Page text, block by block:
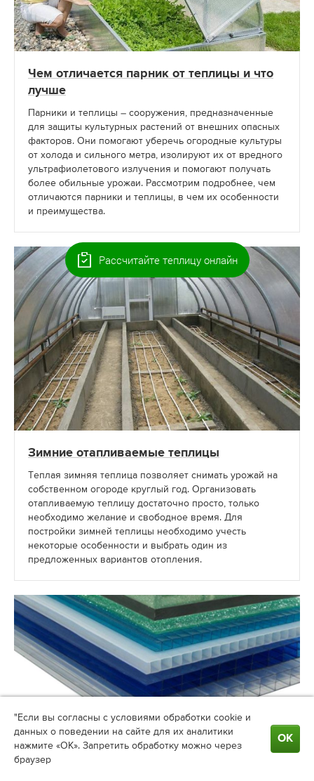
Чем отличается парник от теплицы и что
лучше
Парники и теплицы – сооружения, предназначенные
для защиты культурных растений от внешних опасных
факторов. Они помогают уберечь огородные культуры
от холода и сильного метра, изолируют их от вредного
ультрафиолетового излучения и помогают получать
более обильные урожаи. Рассмотрим подробнее, чем
отличаются парники и теплицы, в чем их особенности
и преимущества.
Зимние отапливаемые теплицы
Теплая зимняя теплица позволяет снимать урожай на
собственном огороде круглый год. Организовать
отапливаемую теплицу достаточно просто, только
необходимо желание и свободное время. Для
постройки зимней теплицы необходимо учесть
некоторые особенности и выбрать один из
предложенных вариантов отопления.
Преимущества сотового поликарбоната
перед пленкой и стеклом
"Если вы согласны с условиями обработки cookie и
данных о поведении на сайте для их аналитики
нажмите «ОК». Запретить обработку можно через
браузер
ОК
Рассчитайте теплицу онлайн